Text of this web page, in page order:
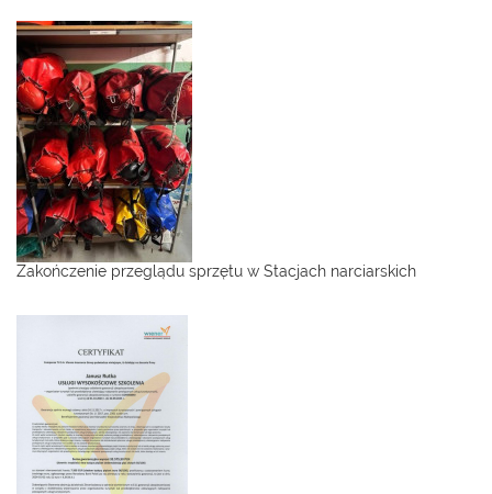
Zakończenie przeglądu sprzętu w Stacjach narciarskich